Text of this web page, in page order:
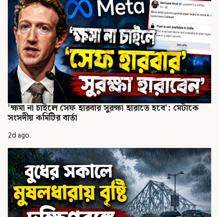
'ক্ষমা না চাইলে সেফ হারবার সুরক্ষা হারাতে হবে': মেটাকে
সংসদীয় কমিটির বার্তা
2d ago